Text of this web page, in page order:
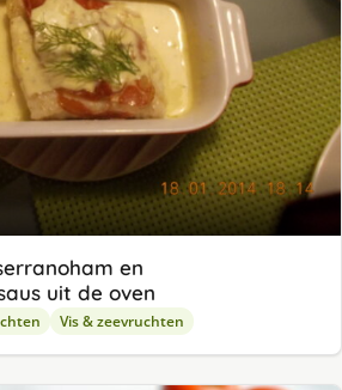
en
uit de oven
Vis & zeevruchten